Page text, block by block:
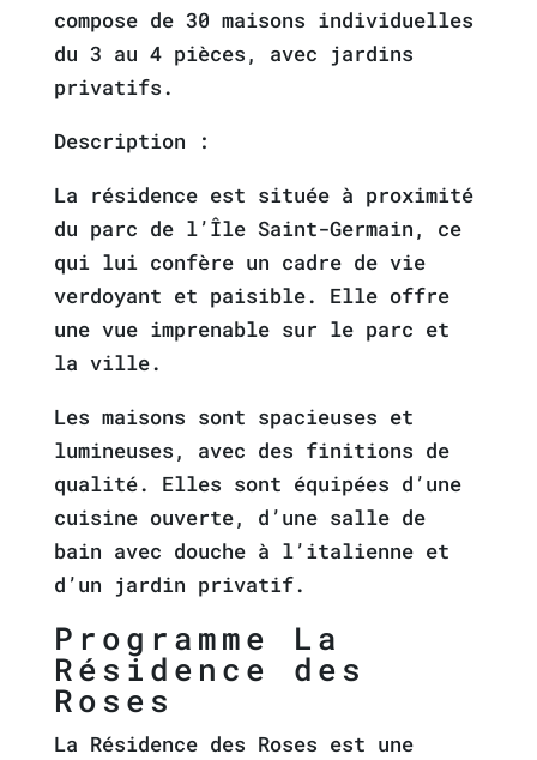
compose de 30 maisons individuelles
du 3 au 4 pièces, avec jardins
privatifs.
Description :
La résidence est située à proximité
du parc de l’Île Saint-Germain, ce
qui lui confère un cadre de vie
verdoyant et paisible. Elle offre
une vue imprenable sur le parc et
la ville.
Les maisons sont spacieuses et
lumineuses, avec des finitions de
qualité. Elles sont équipées d’une
cuisine ouverte, d’une salle de
bain avec douche à l’italienne et
d’un jardin privatif.
Programme La
Résidence des
Roses
La Résidence des Roses est une